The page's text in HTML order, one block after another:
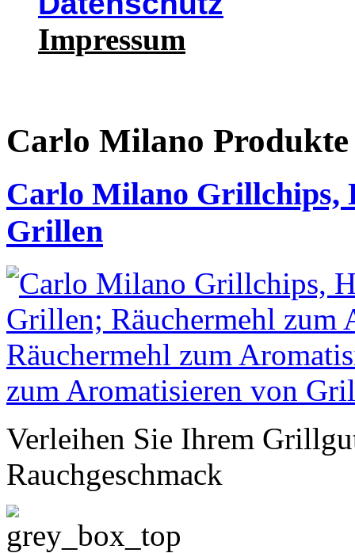
Impressum
Carlo Milano
Carlo Milano Grillchips,
Grillen
Verleihen Sie Ihrem
Rauchgeschmack